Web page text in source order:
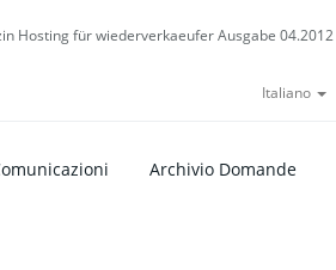
Italiano
Archivio Domande